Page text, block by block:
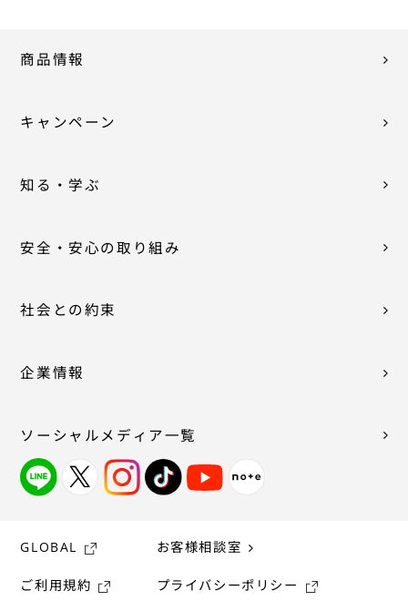
商品情報
キャンペーン
知る・学ぶ
安全・安心の取り組み
社会との約束
企業情報
ソーシャルメディア一覧
GLOBAL お客様相談室
ご利用規約 プライバシーポリシー